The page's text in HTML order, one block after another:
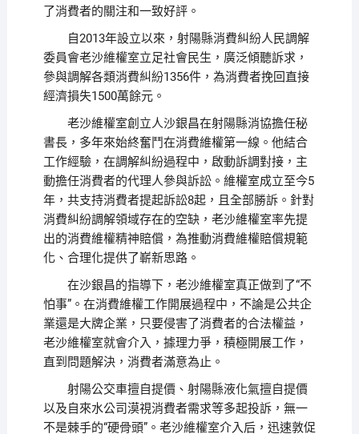
了消費者的關注和一致好評。
自2013年設立以來，射陽縣消費糾紛人民調解
委員會老沙維權室立足社會民生，廣泛傾聽訴求，
參與調解各類消費糾紛1356件，為消費者挽回直接
經濟損失1500萬餘元。
老沙維權室創立人沙銀昌在射陽縣消協擔任秘
書長，多年來始終奮鬥在消費維權第一線。他結合
工作經驗，在調解糾紛過程中，啟動訴調對接，主
動擔任消費者的代理人參與訴訟。維權室成立至今5
年，共支持消費者提起訴訟8起，且全部勝訴。針對
消費糾紛調解領域存在的空缺，老沙維權室率先提
出的消費維權精神賠償，為推動消費維權賠償規範
化、合理化提供了嶄新思路。
在沙銀昌的指導下，老沙維權室真正做到了“不
怕事”。在消費維權工作開展過程中，不論是公共企
業還是大牌企業，只要侵害了消費者的合法權益，
老沙維權室就會介入，據理力爭，積極開展工作，
直到問題解決，消費者滿意為止。
射陽公交車擅自提價、射陽縣液化氣擅自提價
以及自來水公司漠視消費者需求等多起投訴，無一
不是棘手的“硬骨頭”。老沙維權室介入后，迅速敦促